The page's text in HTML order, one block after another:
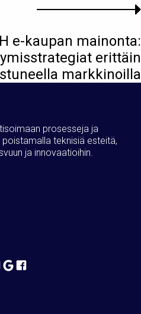
e-kaupan mainonta:
erittäin
markkinoilla
prosesseja ja
teknisiä esteitä,
ja innovaatioihin.